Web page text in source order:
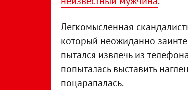
Легкомысленная
который неожиданно
пытался извлечь из
попыталась выставить
поцарапалась.